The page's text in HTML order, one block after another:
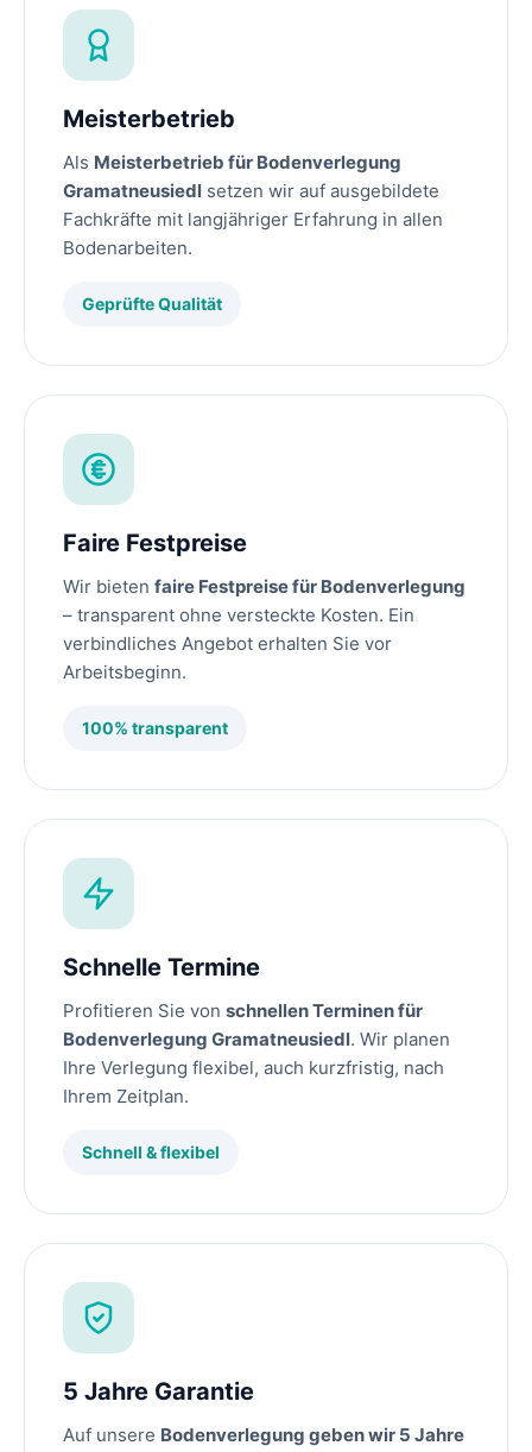
Meisterbetrieb
Als Meisterbetrieb für Bodenverlegung
Gramatneusiedl setzen wir auf ausgebildete
Fachkräfte mit langjähriger Erfahrung in allen
Bodenarbeiten.
Geprüfte Qualität
Faire Festpreise
Wir bieten faire Festpreise für Bodenverlegung
– transparent ohne versteckte Kosten. Ein
verbindliches Angebot erhalten Sie vor
Arbeitsbeginn.
100% transparent
Schnelle Termine
Profitieren Sie von schnellen Terminen für
Bodenverlegung Gramatneusiedl. Wir planen
Ihre Verlegung flexibel, auch kurzfristig, nach
Ihrem Zeitplan.
Schnell & flexibel
5 Jahre Garantie
Auf unsere Bodenverlegung geben wir 5 Jahre